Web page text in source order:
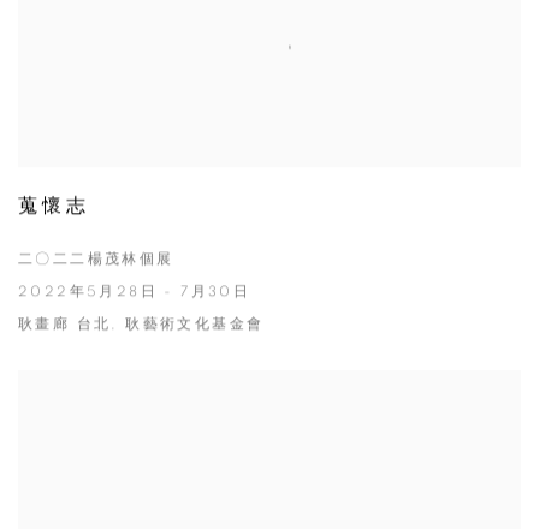
蒐懷志
二〇二二楊茂林個展
2022年5月28日 - 7月30日
耿畫廊 台北, 耿藝術文化基金會